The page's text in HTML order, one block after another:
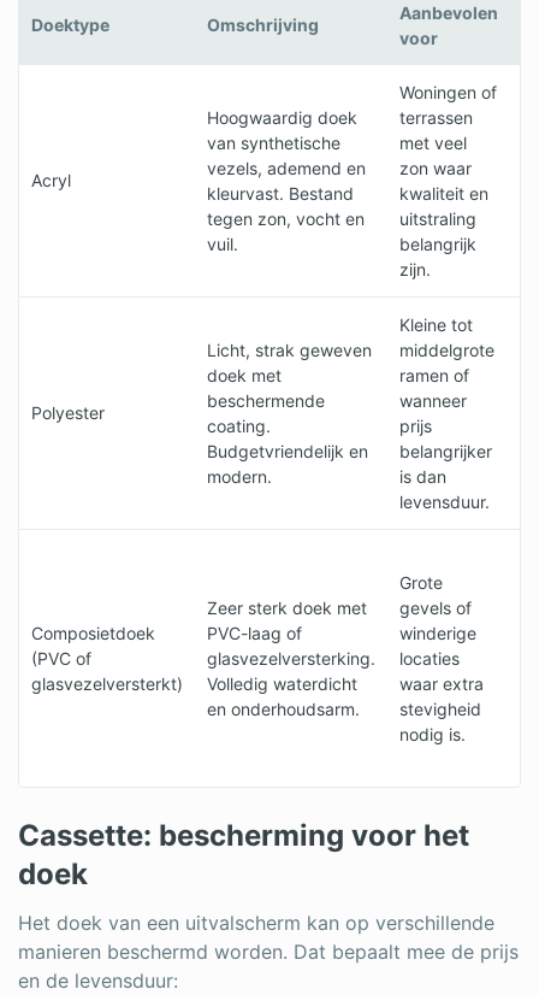
Doektype Omschrijving
Aanbevolen
voor
Acryl
Hoogwaardig doek
van synthetische
vezels, ademend en
kleurvast. Bestand
tegen zon, vocht en
vuil.
Woningen of
terrassen
met veel
zon waar
kwaliteit en
uitstraling
belangrijk
zijn.
Polyester
Licht, strak geweven
doek met
beschermende
coating.
Budgetvriendelijk en
modern.
Kleine tot
middelgrote
ramen of
wanneer
prijs
belangrijker
is dan
levensduur.
Composietdoek
(PVC of
glasvezelversterkt)
Zeer sterk doek met
PVC-laag of
glasvezelversterking.
Volledig waterdicht
en onderhoudsarm.
Grote
gevels of
winderige
locaties
waar extra
stevigheid
nodig is.
Cassette: bescherming voor het
doek
Het doek van een uitvalscherm kan op verschillende
manieren beschermd worden. Dat bepaalt mee de prijs
en de levensduur: